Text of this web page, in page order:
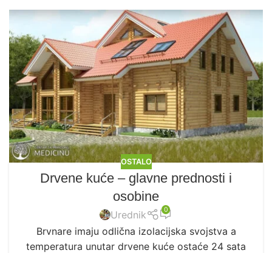
OSTALO
Drvene kuće – glavne prednosti i
osobine
Urednik 0
Brvnare imaju odlična izolacijska svojstva a
temperatura unutar drvene kuće ostaće 24 sata